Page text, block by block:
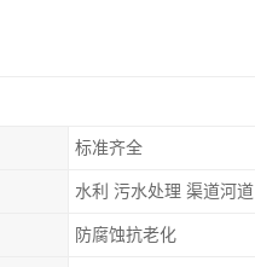
标准齐全
水利 污水处理 渠道河道
防腐蚀抗老化